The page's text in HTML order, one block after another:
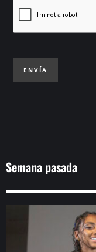
ENVÍA
Semana pasada